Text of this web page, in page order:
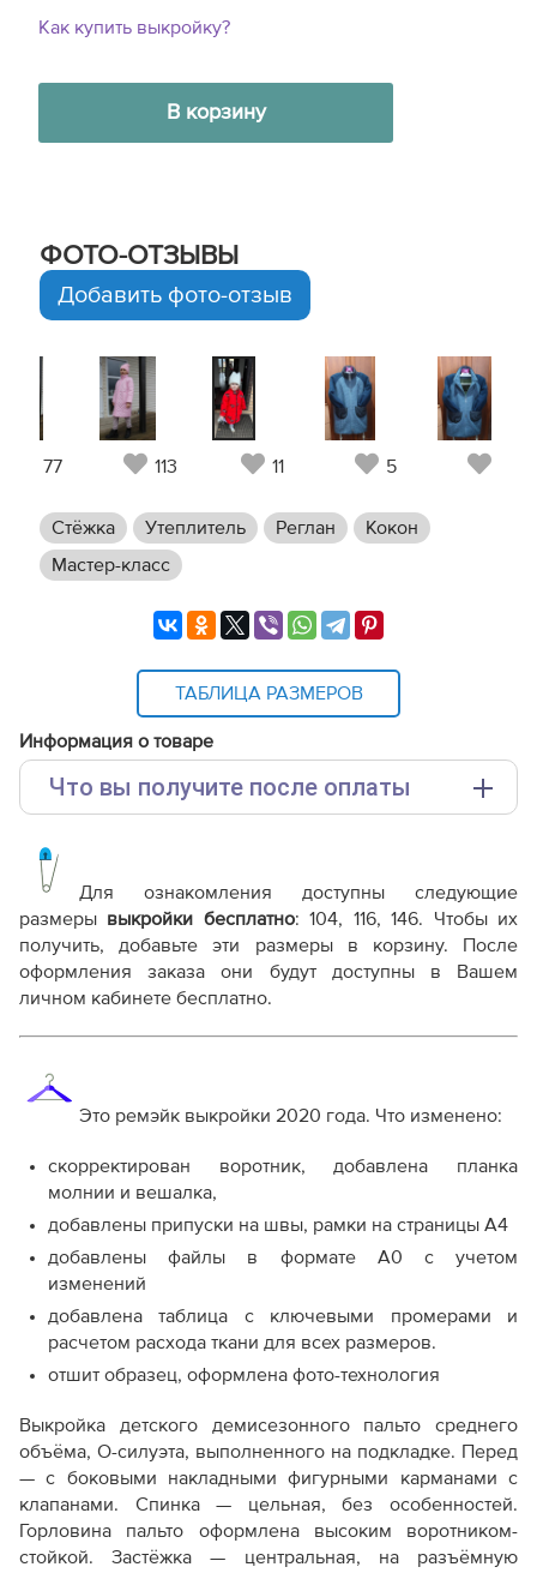
Как купить выкройку?
В корзину
ФОТО-ОТЗЫВЫ
Добавить фото-отзыв
77 113 11 5
Стёжка Утеплитель Реглан
Кокон
Мастер-класс
ТАБЛИЦА РАЗМЕРОВ
Информация о товаре
Что вы получите после оплаты
Выкройка PDF для печати на принтере A4 или
плоттере A0 с шириной печати 810мм в зависимости
от выбора формата
Инструкция-детское-демисезонное-пальто-
KC280220.pdf
Дополнительные файлы:
Справочник - виды швов
Терминология ВТО
Дополнение к технологии пошива
Как скорректировать готовую выкройку по росту
Для ознакомления доступны следующие
размеры выкройки бесплатно: 104, 116, 146. Чтобы их
получить, добавьте эти размеры в корзину. После
оформления заказа они будут доступны в Вашем
личном кабинете бесплатно.
Это ремэйк выкройки 2020 года. Что изменено:
скорректирован воротник, добавлена планка
молнии и вешалка,
добавлены припуски на швы, рамки на страницы А4
добавлены файлы в формате А0 с учетом
изменений
добавлена таблица с ключевыми промерами и
расчетом расхода ткани для всех размеров.
отшит образец, оформлена фото-технология
Выкройка детского демисезонного пальто среднего
объёма, О-силуэта, выполненного на подкладке. Перед
— с боковыми накладными фигурными карманами с
клапанами. Спинка — цельная, без особенностей.
Горловина пальто оформлена высоким воротником-
стойкой. Застёжка — центральная, на разъёмную